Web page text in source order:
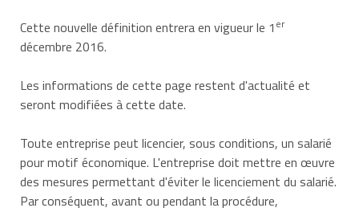
Cette nouvelle définition entrera en vigueur le 1 er
décembre 2016.
Les informations de cette page restent d'actualité et
seront modifiées à cette date.
Toute entreprise peut licencier, sous conditions, un salarié
pour motif économique. L'entreprise doit mettre en œuvre
des mesures permettant d'éviter le licenciement du salarié.
Par conséquent, avant ou pendant la procédure,